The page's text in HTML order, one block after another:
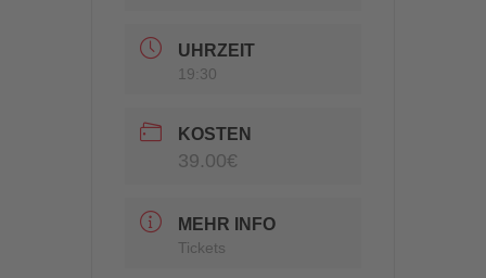
UHRZEIT
19:30
KOSTEN
39.00€
MEHR INFO
Tickets